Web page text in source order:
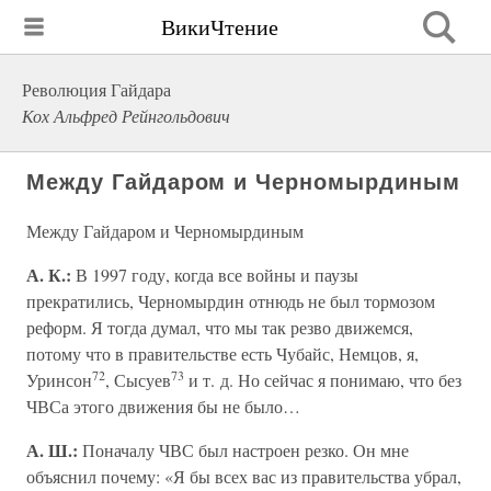
ВикиЧтение
Революция Гайдара
Кох Альфред Рейнгольдович
Между Гайдаром и Черномырдиным
Между Гайдаром и Черномырдиным
А. К.: В 1997 году, когда все войны и паузы
прекратились, Черномырдин отнюдь не был тормозом
реформ. Я тогда думал, что мы так резво движемся,
потому что в правительстве есть Чубайс, Немцов, я,
Уринсон72, Сысуев73 и т. д. Но сейчас я понимаю, что без
ЧВСа этого движения бы не было…
А. Ш.: Поначалу ЧВС был настроен резко. Он мне
объяснил почему: «Я бы всех вас из правительства убрал,